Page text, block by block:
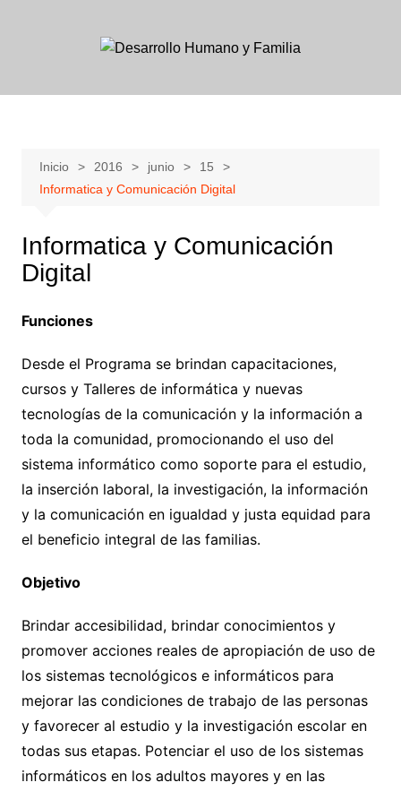
Inicio 2016 junio
15
Informatica y Comunicación Digital
Informatica y Comunicación
Digital
Funciones
Desde el Programa se brindan capacitaciones,
cursos y Talleres de informática y nuevas
tecnologías de la comunicación y la información a
toda la comunidad, promocionando el uso del
sistema informático como soporte para el estudio,
la inserción laboral, la investigación, la información
y la comunicación en igualdad y justa equidad para
el beneficio integral de las familias.
Objetivo
Brindar accesibilidad, brindar conocimientos y
promover acciones reales de apropiación de uso de
los sistemas tecnológicos e informáticos para
mejorar las condiciones de trabajo de las personas
y favorecer al estudio y la investigación escolar en
todas sus etapas. Potenciar el uso de los sistemas
informáticos en los adultos mayores y en las